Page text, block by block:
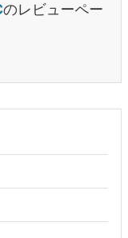
のレビューペー